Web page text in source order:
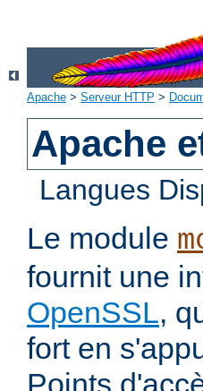
Apache > Serveur HTTP >
Apache
Langues
Le module
fournit une
OpenSSL,
fort en
Points